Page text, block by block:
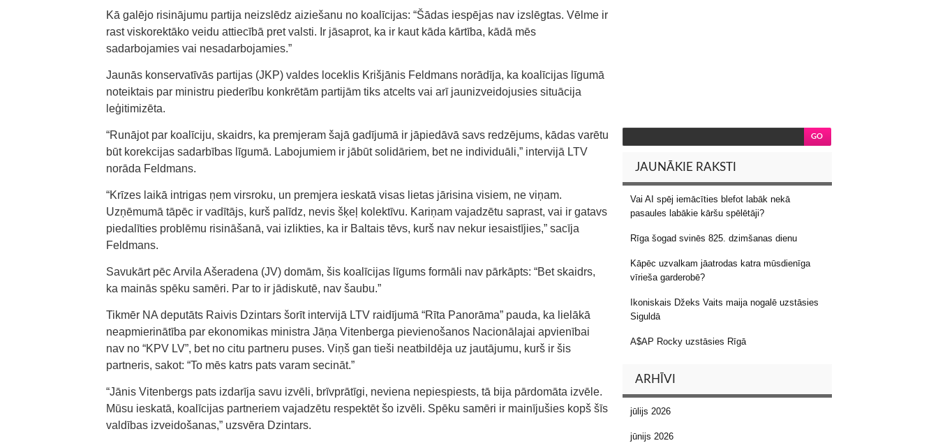
Kā galējo risinājumu partija neizslēdz aiziešanu no koalīcijas: “Šādas iespējas nav izslēgtas. Vēlme ir
rast viskorektāko veidu attiecībā pret valsti. Ir jāsaprot, ka ir kaut kāda kārtība, kādā mēs
sadarbojamies vai nesadarbojamies.”
Jaunās konservatīvās partijas (JKP) valdes loceklis Krišjānis Feldmans norādīja, ka koalīcijas līgumā
noteiktais par ministru piederību konkrētām partijām tiks atcelts vai arī jaunizveidojusies situācija
leģitimizēta.
“Runājot par koalīciju, skaidrs, ka premjeram šajā gadījumā ir jāpiedāvā savs redzējums, kādas varētu
būt korekcijas sadarbības līgumā. Labojumiem ir jābūt solidāriem, bet ne individuāli,” intervijā LTV
norāda Feldmans.
“Krīzes laikā intrigas ņem virsroku, un premjera ieskatā visas lietas jārisina visiem, ne viņam.
Uzņēmumā tāpēc ir vadītājs, kurš palīdz, nevis šķeļ kolektīvu. Kariņam vajadzētu saprast, vai ir gatavs
piedalīties problēmu risināšanā, vai izlikties, ka ir Baltais tēvs, kurš nav nekur iesaistījies,” sacīja
Feldmans.
Savukārt pēc Arvila Ašeradena (JV) domām, šis koalīcijas līgums formāli nav pārkāpts: “Bet skaidrs,
ka mainās spēku samēri. Par to ir jādiskutē, nav šaubu.”
Tikmēr NA deputāts Raivis Dzintars šorīt intervijā LTV raidījumā “Rīta Panorāma” pauda, ka lielākā
neapmierinātība par ekonomikas ministra Jāņa Vitenberga pievienošanos Nacionālajai apvienībai
nav no “KPV LV”, bet no citu partneru puses. Viņš gan tieši neatbildēja uz jautājumu, kurš ir šis
partneris, sakot: “To mēs katrs pats varam secināt.”
“Jānis Vitenbergs pats izdarīja savu izvēli, brīvprātīgi, neviena nepiespiests, tā bija pārdomāta izvēle.
Mūsu ieskatā, koalīcijas partneriem vajadzētu respektēt šo izvēli. Spēku samēri ir mainījušies kopš šīs
valdības izveidošanas,” uzsvēra Dzintars.
JAUNĀKIE RAKSTI
Vai AI spēj iemācīties blefot labāk nekā
pasaules labākie kāršu spēlētāji?
Rīga šogad svinēs 825. dzimšanas dienu
Kāpēc uzvalkam jāatrodas katra mūsdienīga
vīrieša garderobē?
Ikoniskais Džeks Vaits maija nogalē uzstāsies
Siguldā
A$AP Rocky uzstāsies Rīgā
ARHĪVI
jūlijs 2026
jūnijs 2026